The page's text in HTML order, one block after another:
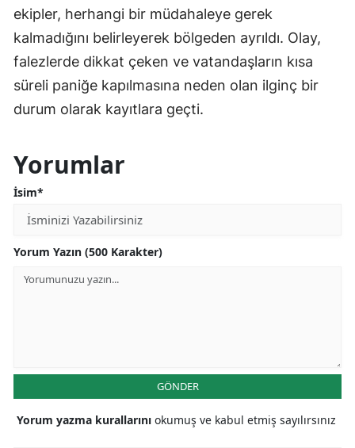
ekipler, herhangi bir müdahaleye gerek
kalmadığını belirleyerek bölgeden ayrıldı. Olay,
falezlerde dikkat çeken ve vatandaşların kısa
süreli paniğe kapılmasına neden olan ilginç bir
durum olarak kayıtlara geçti.
Yorumlar
İsim*
Yorum Yazın (500 Karakter)
GÖNDER
Yorum yazma kurallarını okumuş ve kabul etmiş sayılırsınız